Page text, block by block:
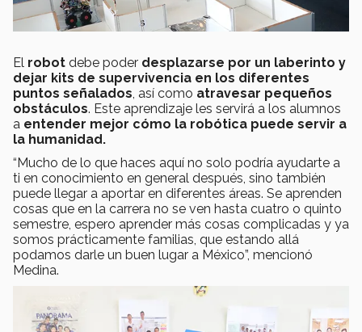
El robot debe poder desplazarse por un laberinto y
dejar kits de supervivencia en los diferentes
puntos señalados, así como atravesar pequeños
obstáculos. Este aprendizaje les servirá a los alumnos
a entender mejor cómo la robótica puede servir a
la humanidad.
“Mucho de lo que haces aquí no solo podría ayudarte a
ti en conocimiento en general después, sino también
puede llegar a aportar en diferentes áreas. Se aprenden
cosas que en la carrera no se ven hasta cuatro o quinto
semestre, espero aprender más cosas complicadas y ya
somos prácticamente familias, que estando allá
podamos darle un buen lugar a México”, mencionó
Medina.